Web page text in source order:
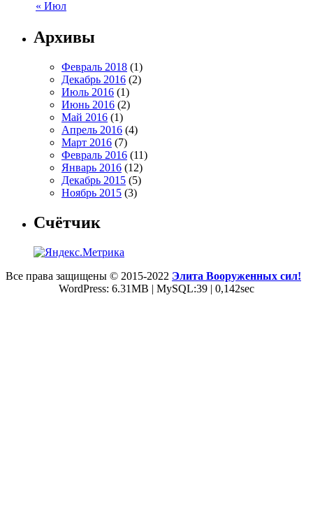
« Июл
Архивы
Февраль 2018 (1)
Декабрь 2016 (2)
Июль 2016 (1)
Июнь 2016 (2)
Май 2016 (1)
Апрель 2016 (4)
Март 2016 (7)
Февраль 2016 (11)
Январь 2016 (12)
Декабрь 2015 (5)
Ноябрь 2015 (3)
Счётчик
Все права защищены © 2015-2022 Элита Вооруженных сил!
WordPress: 6.31MB | MySQL:39 | 0,142sec